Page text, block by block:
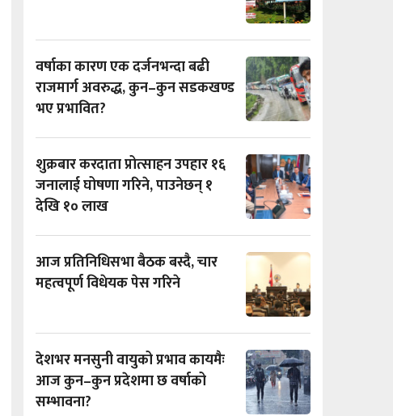
वर्षाका कारण एक दर्जनभन्दा बढी
राजमार्ग अवरुद्ध, कुन–कुन सडकखण्ड
भए प्रभावित?
शुक्रबार करदाता प्रोत्साहन उपहार १६
जनालाई घोषणा गरिने, पाउनेछन् १
देखि १० लाख
आज प्रतिनिधिसभा बैठक बस्दै, चार
महत्वपूर्ण विधेयक पेस गरिने
देशभर मनसुनी वायुको प्रभाव कायमैः
आज कुन–कुन प्रदेशमा छ वर्षाको
सम्भावना?